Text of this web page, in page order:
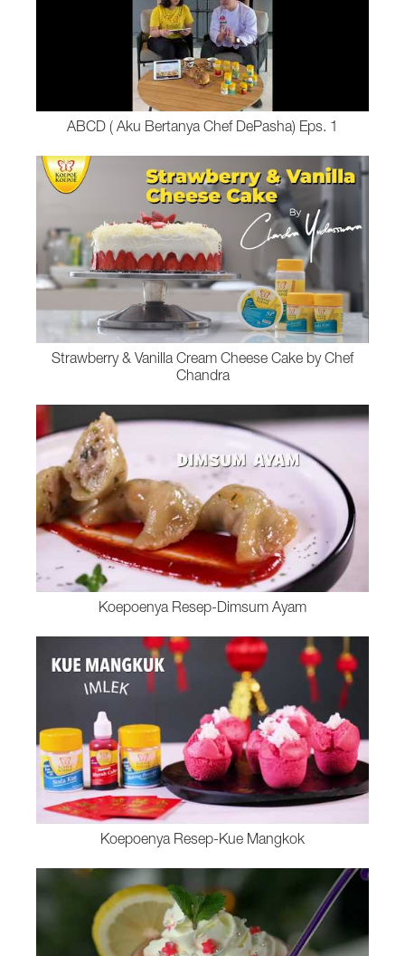
ABCD ( Aku Bertanya Chef DePasha) Eps. 1
Strawberry & Vanilla Cream Cheese Cake by Chef
Chandra
Koepoenya Resep-Dimsum Ayam
Koepoenya Resep-Kue Mangkok